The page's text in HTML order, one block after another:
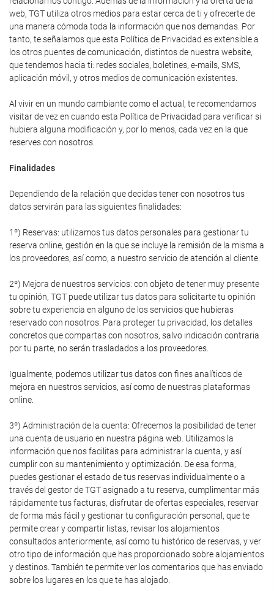
web, TGT utiliza otros medios para estar cerca de ti y ofrecerte de
una manera cómoda toda la información que nos demandas. Por
tanto, te señalamos que esta Política de Privacidad es extensible a
los otros puentes de comunicación, distintos de nuestra website,
que tendemos hacia ti: redes sociales, boletines, e-mails, SMS,
aplicación móvil, y otros medios de comunicación existentes.
Al vivir en un mundo cambiante como el actual, te recomendamos
visitar de vez en cuando esta Política de Privacidad para verificar si
hubiera alguna modificación y, por lo menos, cada vez en la que
reserves con nosotros.
Finalidades
Dependiendo de la relación que decidas tener con nosotros tus
datos servirán para las siguientes finalidades:
1º) Reservas: utilizamos tus datos personales para gestionar tu
reserva online, gestión en la que se incluye la remisión de la misma a
los proveedores, así como, a nuestro servicio de atención al cliente.
2º) Mejora de nuestros servicios: con objeto de tener muy presente
tu opinión, TGT puede utilizar tus datos para solicitarte tu opinión
sobre tu experiencia en alguno de los servicios que hubieras
reservado con nosotros. Para proteger tu privacidad, los detalles
concretos que compartas con nosotros, salvo indicación contraria
por tu parte, no serán trasladados a los proveedores.
Igualmente, podemos utilizar tus datos con fines analíticos de
mejora en nuestros servicios, así como de nuestras plataformas
online.
3º) Administración de la cuenta: Ofrecemos la posibilidad de tener
una cuenta de usuario en nuestra página web. Utilizamos la
información que nos facilitas para administrar la cuenta, y así
cumplir con su mantenimiento y optimización. De esa forma,
puedes gestionar el estado de tus reservas individualmente o a
través del gestor de TGT asignado a tu reserva, cumplimentar más
rápidamente tus facturas, disfrutar de ofertas especiales, reservar
de forma más fácil y gestionar tu configuración personal, que te
permite crear y compartir listas, revisar los alojamientos
consultados anteriormente, así como tu histórico de reservas, y ver
otro tipo de información que has proporcionado sobre alojamientos
y destinos. También te permite ver los comentarios que has enviado
sobre los lugares en los que te has alojado.